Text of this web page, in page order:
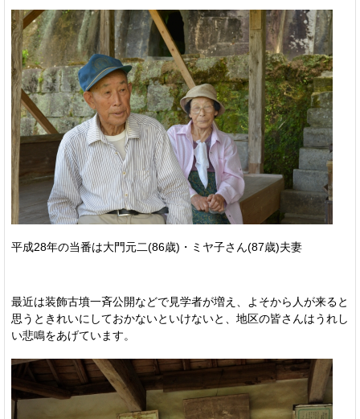
平成28年の当番は大門元二(86歳)・ミヤ子さん(87歳)夫妻
最近は装飾古墳一斉公開などで見学者が増え、よそから人が来ると
思うときれいにしておかないといけないと、地区の皆さんはうれし
い悲鳴をあげています。